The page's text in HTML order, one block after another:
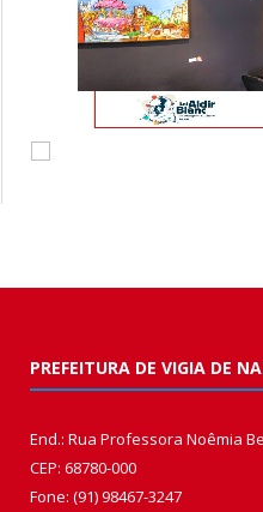
PREFEITURA DE VIGIA DE
End.: Rua Professora Noêmia
CEP: 68780-000
Fone: (91) 98467-3247